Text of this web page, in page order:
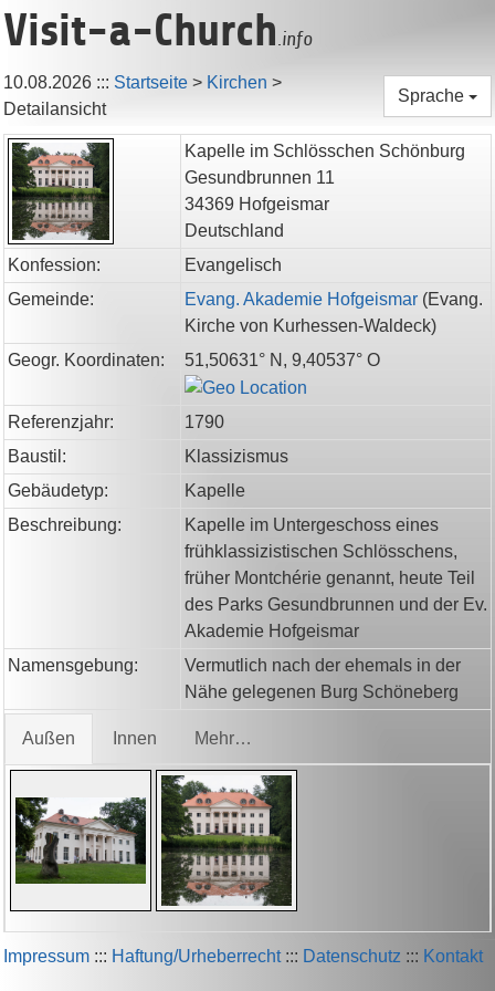
Visit-a-Church.info
10.08.2026 ::: Startseite > Kirchen >
Detailansicht
Sprache
Kapelle im Schlösschen Schönburg
Gesundbrunnen 11
34369 Hofgeismar
Deutschland
Konfession:
Evangelisch
Gemeinde:
Evang. Akademie Hofgeismar (Evang.
Kirche von Kurhessen-Waldeck)
Geogr. Koordinaten:
51,50631° N, 9,40537° O
Referenzjahr:
1790
Baustil:
Klassizismus
Gebäudetyp:
Kapelle
Beschreibung:
Kapelle im Untergeschoss eines
frühklassizistischen Schlösschens,
früher Montchérie genannt, heute Teil
des Parks Gesundbrunnen und der Ev.
Akademie Hofgeismar
Namensgebung:
Vermutlich nach der ehemals in der
Nähe gelegenen Burg Schöneberg
Außen Innen Mehr…
Impressum ::: Haftung/Urheberrecht::: Datenschutz ::: Kontakt